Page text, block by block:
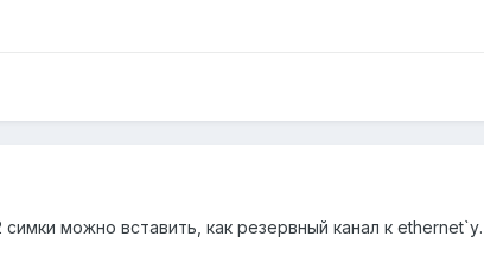
можно вставить, как резервный канал к ethernet`у.